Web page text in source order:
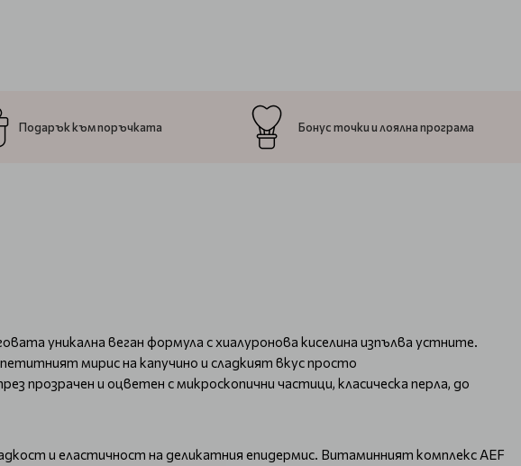
Подарък към поръчката Бонус точки и лоялна програма
уникална веган формула с хиалуронова киселина изпълва устните.
мирис на капучино и сладкият вкус просто
прозрачен и оцветен с микроскопични частици, класическа перла, до
и еластичност на деликатния епидермис. Витаминният комплекс AEF